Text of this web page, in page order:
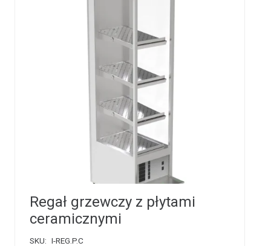
Regał grzewczy z płytami
ceramicznymi
SKU: I-REG.P.C